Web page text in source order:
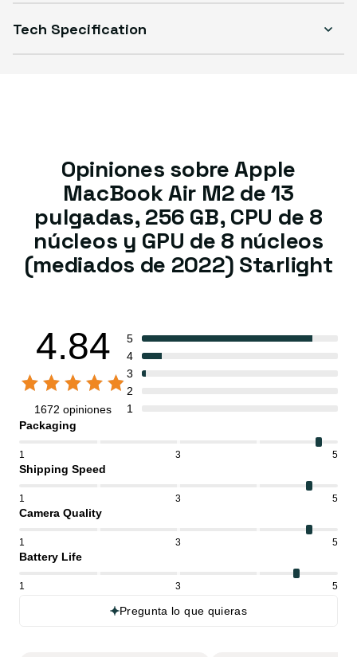
Tech Specification
Opiniones sobre Apple
MacBook Air M2 de 13
pulgadas, 256 GB, CPU de 8
núcleos y GPU de 8 núcleos
(mediados de 2022) Starlight
4.84
1672 opiniones
5
4
3
2
1
Packaging
1 3 5
Shipping Speed
1 3 5
Camera Quality
1 3 5
Battery Life
1 3 5
Pregunta lo que quieras